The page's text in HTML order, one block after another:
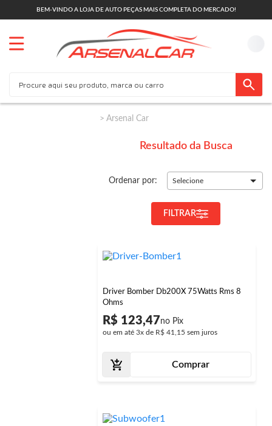
BEM-VINDO A LOJA DE AUTO PEÇAS MAIS COMPLETA DO MERCADO!
Arsenal Car
Resultado da Busca
Ordenar por: Selecione
FILTRAR
Driver Bomber Db200X 75Watts Rms 8
Ohms
R$ 123,47
ou em até 3x de R$ 41,15 sem juros
Comprar